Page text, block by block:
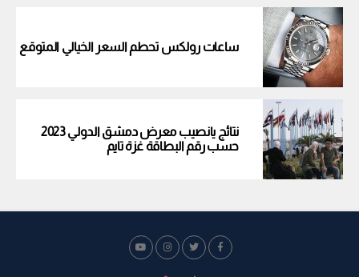
ساعات رولكس تحطم السعر الخيالي المتوقع
نتائج يانصيب معرض دمشق الدولي 2023
حسب رقم البطاقة غزة تايم